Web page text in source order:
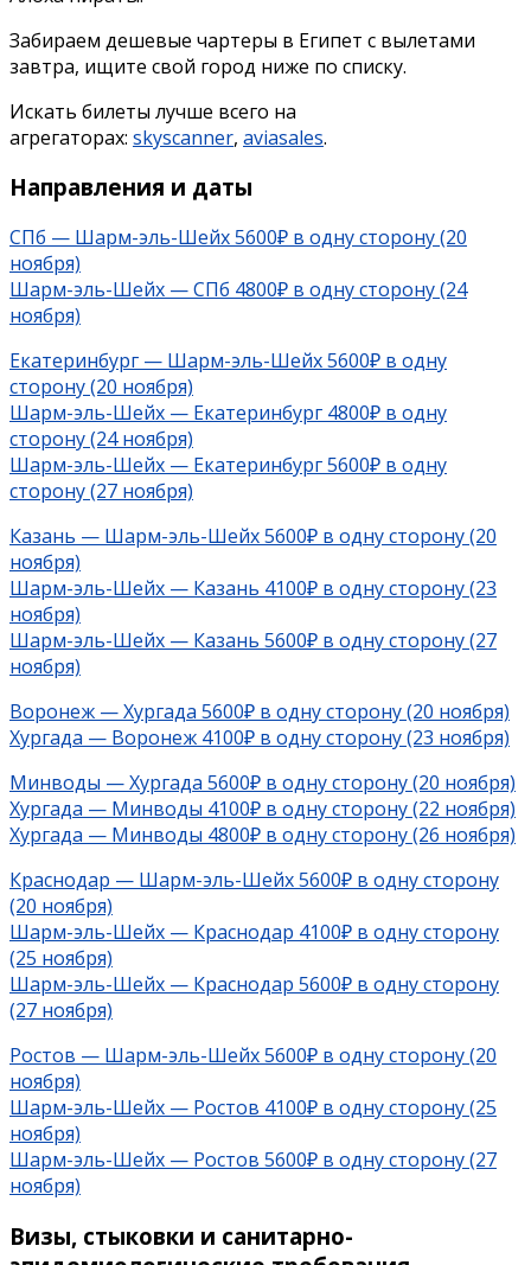
Забираем дешевые чартеры в Египет с вылетами
завтра, ищите свой город ниже по списку.
Искать билеты лучше всего на
агрегаторах: skyscanner, aviasales.
Направления и даты
СПб — Шарм-эль-Шейх 5600₽ в одну сторону (20
ноября)
Шарм-эль-Шейх — СПб 4800₽ в одну сторону (24
ноября)
Екатеринбург — Шарм-эль-Шейх 5600₽ в одну
сторону (20 ноября)
Шарм-эль-Шейх — Екатеринбург 4800₽ в одну
сторону (24 ноября)
Шарм-эль-Шейх — Екатеринбург 5600₽ в одну
сторону (27 ноября)
Казань — Шарм-эль-Шейх 5600₽ в одну сторону (20
ноября)
Шарм-эль-Шейх — Казань 4100₽ в одну сторону (23
ноября)
Шарм-эль-Шейх — Казань 5600₽ в одну сторону (27
ноября)
Воронеж — Хургада 5600₽ в одну сторону (20 ноября)
Хургада — Воронеж 4100₽ в одну сторону (23 ноября)
Минводы — Хургада 5600₽ в одну сторону (20 ноября)
Хургада — Минводы 4100₽ в одну сторону (22 ноября)
Хургада — Минводы 4800₽ в одну сторону (26 ноября)
Краснодар — Шарм-эль-Шейх 5600₽ в одну сторону
(20 ноября)
Шарм-эль-Шейх — Краснодар 4100₽ в одну сторону
(25 ноября)
Шарм-эль-Шейх — Краснодар 5600₽ в одну сторону
(27 ноября)
Ростов — Шарм-эль-Шейх 5600₽ в одну сторону (20
ноября)
Шарм-эль-Шейх — Ростов 4100₽ в одну сторону (25
ноября)
Шарм-эль-Шейх — Ростов 5600₽ в одну сторону (27
ноября)
Визы, стыковки и санитарно-